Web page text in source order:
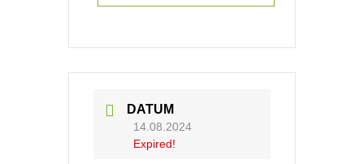
DATUM
14.08.2024
Expired!